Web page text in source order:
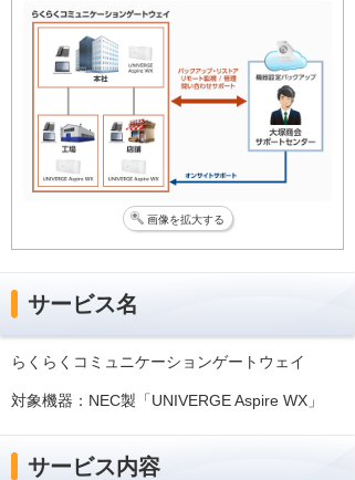
画像を拡大する
サービス名
らくらくコミュニケーションゲートウェイ
対象機器：NEC製「UNIVERGE Aspire WX」
サービス内容